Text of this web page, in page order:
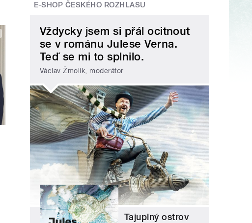
E-SHOP ČESKÉHO ROZHLASU
Vždycky jsem si přál ocitnout
se v románu Julese Verna.
Teď se mi to splnilo.
Václav Žmolík, moderátor
Tajuplný ostrov